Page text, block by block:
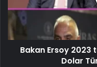
Bakan Ersoy 2023
Dolar